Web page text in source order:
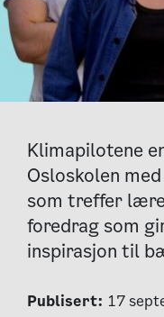
Klimapilotene
Osloskolen
som treffer
foredrag som
inspirasjon til
Publisert: 17